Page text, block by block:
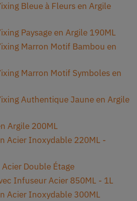
Bleue à Fleurs en Argile
Paysage en Argile 190ML
Marron Motif Bambou en
Marron Motif Symboles en
Authentique Jaune en Argile
Argile 200ML
Acier Inoxydable 220ML -
Double Étage
Infuseur Acier 850ML - 1L
Acier Inoxydable 300ML